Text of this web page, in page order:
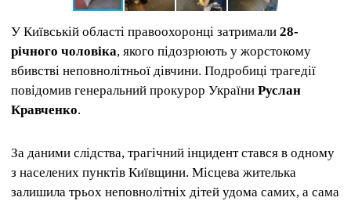
У Київській області правоохоронці затримали 28-
річного чоловіка, якого підозрюють у жорстокому
вбивстві неповнолітньої дівчини. Подробиці трагедії
повідомив генеральний прокурор України Руслан
Кравченко.
За даними слідства, трагічний інцидент стався в одному
з населених пунктів Київщини. Місцева жителька
залишила трьох неповнолітніх дітей удома самих, а сама